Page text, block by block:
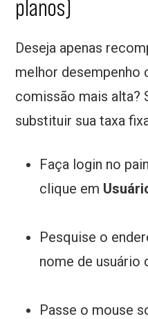
planos)
Deseja apenas
melhor desempenho
comissão mais alta?
substituir sua taxa
Faça login no
clique em
Pesquise o
nome de usuário
Passe o mouse